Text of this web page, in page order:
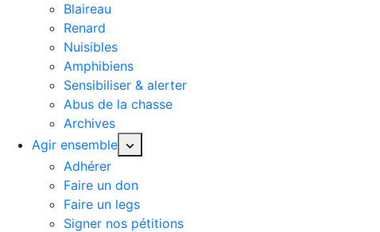
Blaireau
Renard
Nuisibles
Amphibiens
Sensibiliser & alerter
Abus de la chasse
Archives
Agir ensemble
Adhérer
Faire un don
Faire un legs
Signer nos pétitions